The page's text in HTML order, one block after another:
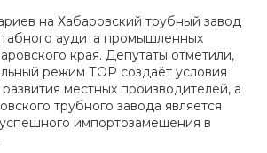
на Хабаровский трубный завод
аудита промышленных
края. Депутаты отметили,
режим ТОР создаёт условия
местных производителей, а
трубного завода является
импортозамещения в